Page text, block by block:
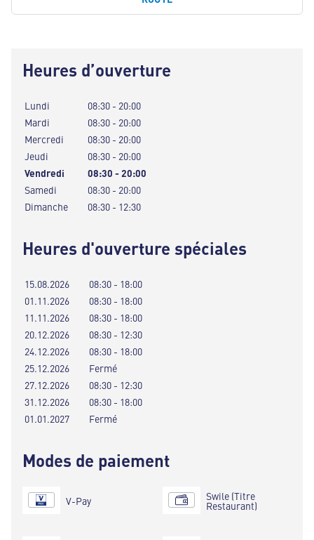
Heures d’ouverture
Lundi
08:30 - 20:00
Mardi
08:30 - 20:00
Mercredi
08:30 - 20:00
Jeudi
08:30 - 20:00
Vendredi
08:30 - 20:00
Samedi
08:30 - 20:00
Dimanche
08:30 - 12:30
Heures d'ouverture spéciales
15.08.2026
08:30 - 18:00
01.11.2026
08:30 - 18:00
11.11.2026
08:30 - 18:00
20.12.2026
08:30 - 12:30
24.12.2026
08:30 - 18:00
25.12.2026
Fermé
27.12.2026
08:30 - 12:30
31.12.2026
08:30 - 18:00
01.01.2027
Fermé
Modes de paiement
V-Pay Swile (Titre
Restaurant)